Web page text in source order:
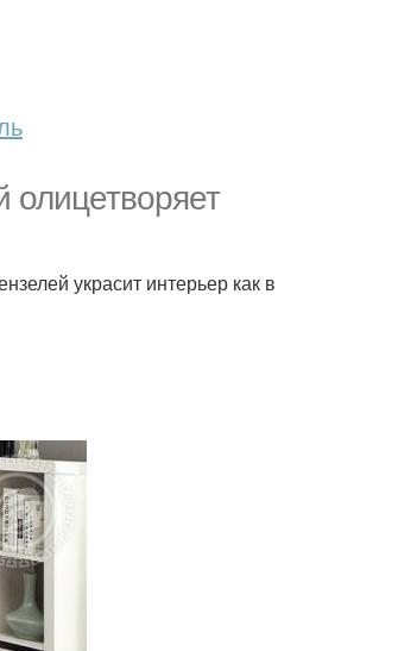
олицетворяет
украсит интерьер как в